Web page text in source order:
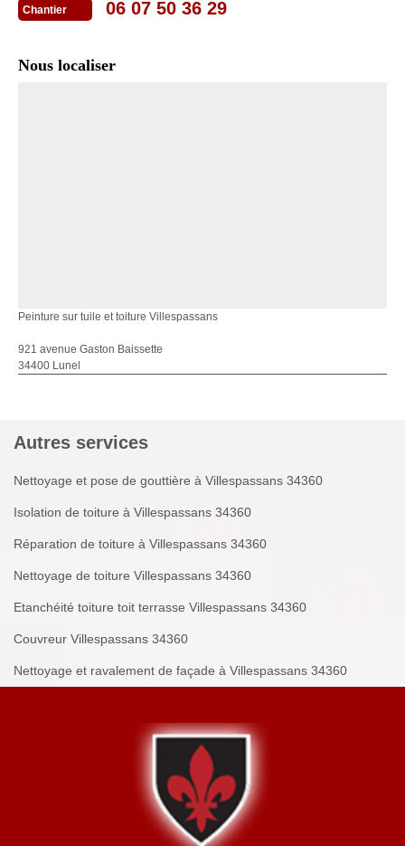
Chantier 06 07 50 36 29
Nous localiser
Peinture sur tuile et toiture Villespassans
921 avenue Gaston Baissette
34400 Lunel
Autres services
Nettoyage et pose de gouttière à Villespassans 34360
Isolation de toiture à Villespassans 34360
Réparation de toiture à Villespassans 34360
Nettoyage de toiture Villespassans 34360
Etanchéité toiture toit terrasse Villespassans 34360
Couvreur Villespassans 34360
Nettoyage et ravalement de façade à Villespassans 34360